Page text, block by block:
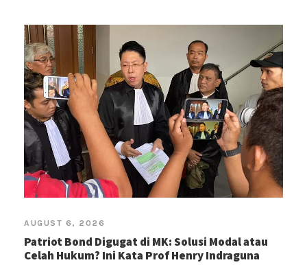
AUGUST 6, 2026
Patriot Bond Digugat di MK: Solusi Modal atau
Celah Hukum? Ini Kata Prof Henry Indraguna